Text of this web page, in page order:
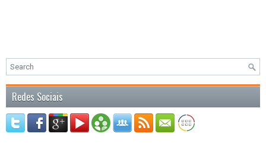
Redes Sociais